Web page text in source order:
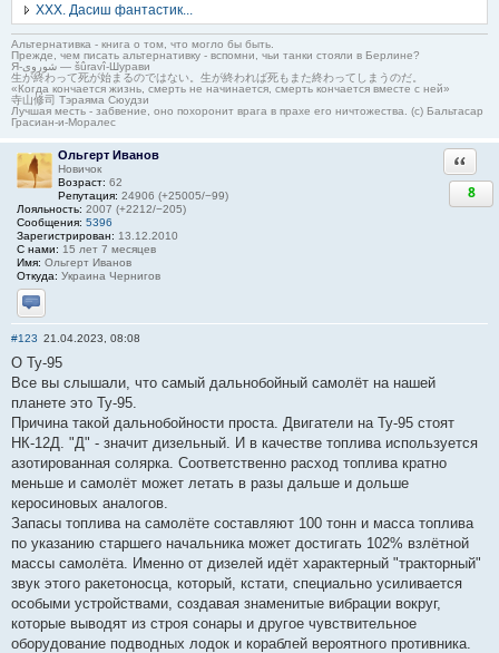
ХХХ. Дасиш фантастик...
Альтернативка - книга о том, что могло бы быть.
Прежде, чем писать альтернативку - вспомни, чьи танки стояли в Берлине?
Я-شوروی — šûravî-Шурави
生が終わって死が始まるのではない。生が終われば死もまた終わってしまうのだ。
«Когда кончается жизнь, смерть не начинается, смерть кончается вместе с ней»
寺山修司 Тэраяма Сюудзи
Лучшая месть - забвение, оно похоронит врага в прахе его ничтожества. (с) Бальтасар
Грасиан-и-Моралес
Ольгерт Иванов
Новичок
Возраст: 62
Репутация: 24906 (+25005/−99)
Лояльность: 2007 (+2212/−205)
Сообщения: 5396
Зарегистрирован: 13.12.2010
С нами: 15 лет 7 месяцев
Имя: Ольгерт Иванов
Откуда: Украина Чернигов
Отправить личное сообщение
8
#123 21.04.2023, 08:08
О Ту-95
Все вы слышали, что самый дальнобойный самолёт на нашей
планете это Ту-95.
Причина такой дальнобойности проста. Двигатели на Ту-95 стоят
НК-12Д. "Д" - значит дизельный. И в качестве топлива используется
азотированная солярка. Соответственно расход топлива кратно
меньше и самолёт может летать в разы дальше и дольше
керосиновых аналогов.
Запасы топлива на самолёте составляют 100 тонн и масса топлива
по указанию старшего начальника может достигать 102% взлётной
массы самолёта. Именно от дизелей идёт характерный "тракторный"
звук этого ракетоносца, который, кстати, специально усиливается
особыми устройствами, создавая знаменитые вибрации вокруг,
которые выводят из строя сонары и другое чувствительное
оборудование подводных лодок и кораблей вероятного противника.